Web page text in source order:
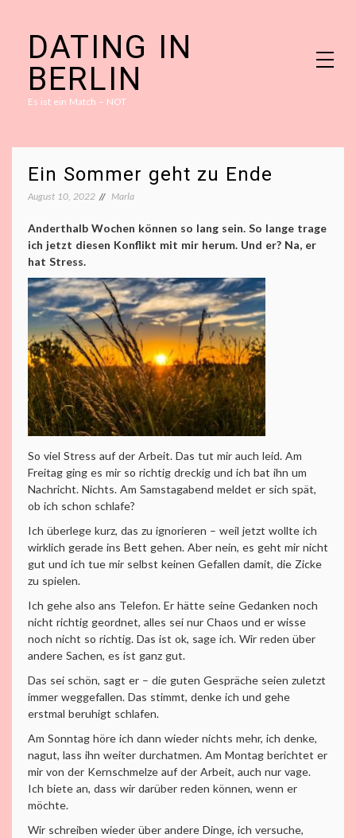
contentDATING IN
BERLIN
Es ist ein Match – NOT
Ein Sommer geht zu Ende
August 10, 2022 Marla
Anderthalb Wochen können so lang sein. So lange trage
ich jetzt diesen Konflikt mit mir herum. Und er? Na, er
hat Stress.
So viel Stress auf der Arbeit. Das tut mir auch leid. Am
Freitag ging es mir so richtig dreckig und ich bat ihn um
Nachricht. Nichts. Am Samstagabend meldet er sich spät,
ob ich schon schlafe?
Ich überlege kurz, das zu ignorieren – weil jetzt wollte ich
wirklich gerade ins Bett gehen. Aber nein, es geht mir nicht
gut und ich tue mir selbst keinen Gefallen damit, die Zicke
zu spielen.
Ich gehe also ans Telefon. Er hätte seine Gedanken noch
nicht richtig geordnet, alles sei nur Chaos und er wisse
noch nicht so richtig. Das ist ok, sage ich. Wir reden über
andere Sachen, es ist ganz gut.
Das sei schön, sagt er – die guten Gespräche seien zuletzt
immer weggefallen. Das stimmt, denke ich und gehe
erstmal beruhigt schlafen.
Am Sonntag höre ich dann wieder nichts mehr, ich denke,
nagut, lass ihn weiter durchatmen. Am Montag berichtet er
mir von der Kernschmelze auf der Arbeit, auch nur vage.
Ich biete an, dass wir darüber reden können, wenn er
möchte.
Wir schreiben wieder über andere Dinge, ich versuche,